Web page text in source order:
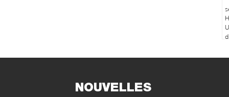
NOUVELLES